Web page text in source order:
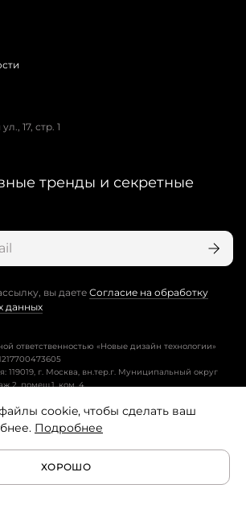
17, стр. 1
тренды и секретные
вы даете Согласие на обработку
данных
ответственностью «Новые дизайн технологии»
119019, г. Москва, вн.тер.г. Муниципальный округ
2, помещ.1, ком. 4.
cookie, чтобы сделать ваш
Подробнее
ХОРОШО